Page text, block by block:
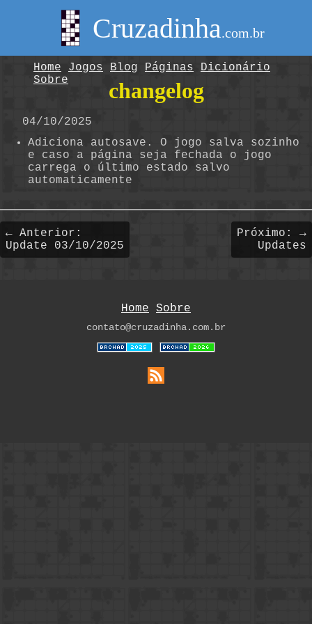
Cruzadinha.com.br
Home Jogos Blog Páginas
Dicionário
Sobre
changelog
04/10/2025
Adiciona autosave. O jogo salva sozinho
e caso a página seja fechada o jogo
carrega o último estado salvo
automaticamente
← Anterior:
Update 03/10/2025
Próximo: →
Updates
Home Sobre
contato@cruzadinha.com.br